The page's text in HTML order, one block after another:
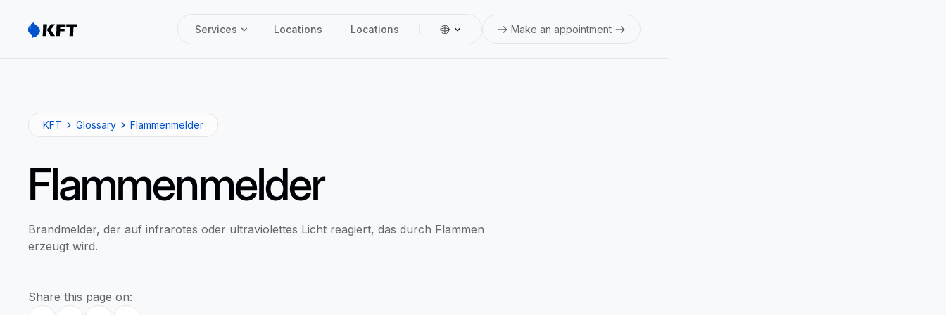
Services Locations Locations Make an appointment
KFT Glossary Flammenmelder
Flammenmelder
Brandmelder, der auf infrarotes oder ultraviolettes Licht reagiert, das durch Flammen
erzeugt wird.
Share this page on: